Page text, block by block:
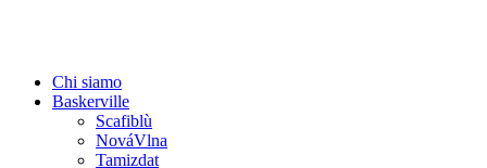
Chi siamo
Baskerville
Scafiblù
NováVlna
Tamizdat